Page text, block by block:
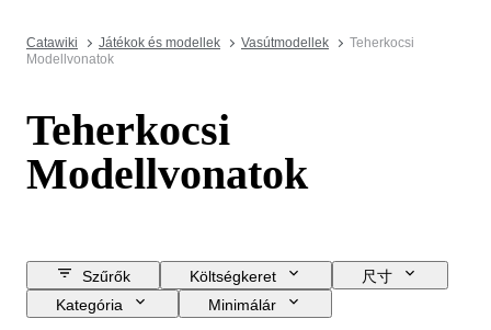
Catawiki Játékok és modellek Vasútmodellek
Teherkocsi
Modellvonatok
Teherkocsi
Modellvonatok
Szűrők Költségkeret
尺寸
Kategória
Minimálár